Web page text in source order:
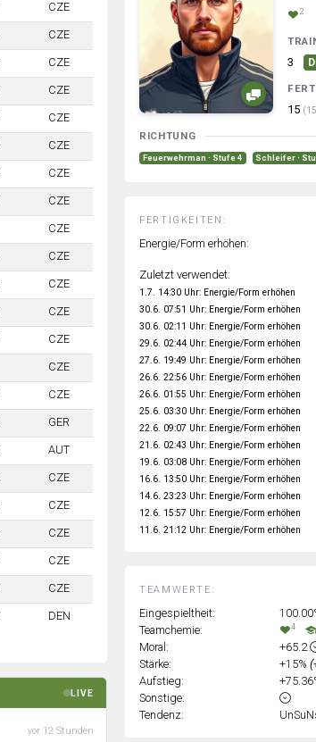
CZE
CZE
CZE
CZE
CZE
CZE
CZE
CZE
CZE
CZE
CZE
CZE
CZE
CZE
CZE
GER
AUT
CZE
CZE
CZE
CZE
CZE
DEN
LIVE
vor 12 Stunden
TEAMWERTE:
Eingespieltheit:
Teamchemie:
4
Moral:
+65.2
Stärke:
+15%
Aufstieg:
Sonstige:
Tendenz:
2
3
15
RICHTUNG
Feuerwehrman · Stufe 4 Schleifer ·
FERTIGKEITEN:
Energie/Form erhöhen:
Zuletzt verwendet:
1.7. 14:30 Uhr: Energie/Form erhöhen
30.6. 07:51 Uhr: Energie/Form erhöhen
30.6. 02:11 Uhr: Energie/Form erhöhen
29.6. 02:44 Uhr: Energie/Form erhöhen
27.6. 19:49 Uhr: Energie/Form erhöhen
26.6. 22:56 Uhr: Energie/Form erhöhen
26.6. 01:55 Uhr: Energie/Form erhöhen
25.6. 03:30 Uhr: Energie/Form erhöhen
22.6. 09:07 Uhr: Energie/Form erhöhen
21.6. 02:43 Uhr: Energie/Form erhöhen
19.6. 03:08 Uhr: Energie/Form erhöhen
16.6. 13:50 Uhr: Energie/Form erhöhen
14.6. 23:23 Uhr: Energie/Form erhöhen
12.6. 15:57 Uhr: Energie/Form erhöhen
11.6. 21:12 Uhr: Energie/Form erhöhen